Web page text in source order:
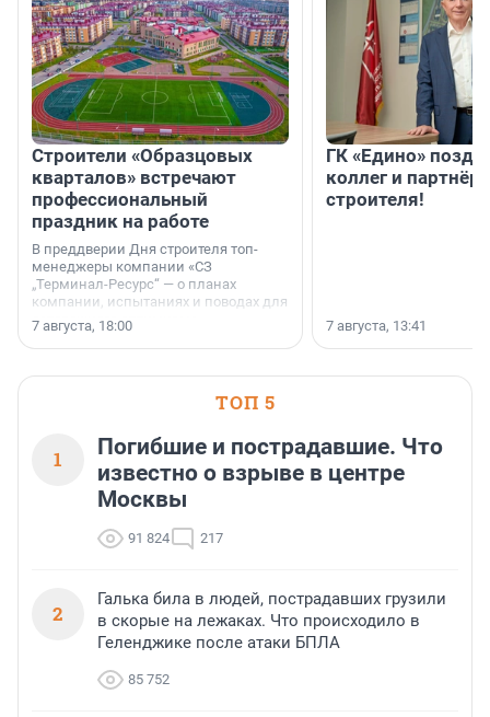
Строители «Образцовых
кварталов» встречают
профессиональный
праздник на работе
В преддверии Дня строителя топ-
менеджеры компании «СЗ
„Терминал-Ресурс“ — о планах
компании, испытаниях и поводах для
осторожного оптимизма.
7 августа, 18:00
ГК «Едино»
коллег и
строителя!
7 августа, 13:41
ТОП 5
1
Погибшие и пострадавшие. Что
известно о взрыве в центре
Москвы
91 824 217
2
Галька била в людей, пострадавших грузили
в скорые на лежаках. Что происходило в
Геленджике после атаки БПЛА
85 752